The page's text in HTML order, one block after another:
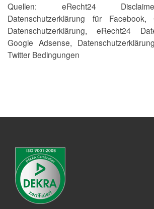
Quellen: eRecht24
Datenschutzerklärung für Facebook,
Datenschutzerklärung, eRecht24
Google Adsense,
Twitter Bedingungen